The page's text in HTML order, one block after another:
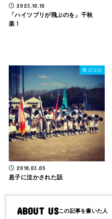
2023.10.10
「ハイツブリが飛ぶのを」千秋
楽！
母ゴコロ
2018.03.05
息子に泣かされた話
ABOUT US